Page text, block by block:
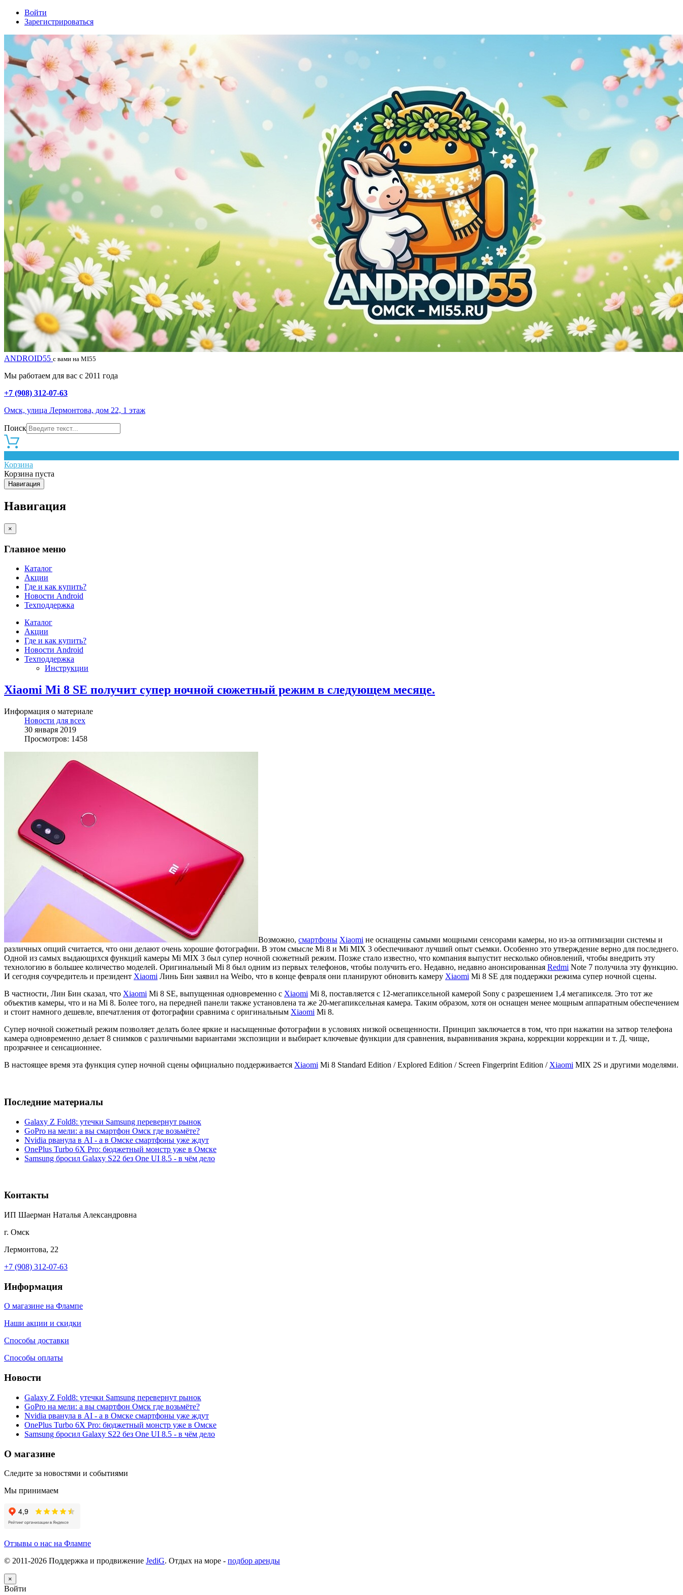
Войти
Зарегистрироваться
ANDROID55 с вами на MI55
Мы работаем для вас с 2011 года
+7 (908) 312-07-63
Омск, улица Лермонтова, дом 22, 1 этаж
Поиск
Корзина
Корзина пуста
Навигация
Навигация
×
Главное меню
Каталог
Акции
Где и как купить?
Новости Android
Техподдержка
Каталог
Акции
Где и как купить?
Новости Android
Техподдержка
Инструкции
Xiaomi Mi 8 SE получит супер ночной сюжетный режим в следующем месяце.
Информация о материале
Новости для всех
30 января 2019
Просмотров: 1458
Возможно, смартфоны Xiaomi не оснащены самыми мощными сенсорами камеры, но из-за оптимизации системы и
различных опций считается, что они делают очень хорошие фотографии. В этом смысле Mi 8 и Mi MIX 3 обеспечивают лучший опыт съемки. Особенно это утверждение верно для последнего.
Одной из самых выдающихся функций камеры Mi MIX 3 был супер ночной сюжетный режим. Позже стало известно, что компания выпустит несколько обновлений, чтобы внедрить эту
технологию в большее количество моделей. Оригинальный Mi 8 был одним из первых телефонов, чтобы получить его. Недавно, недавно анонсированная Redmi Note 7 получила эту функцию.
И сегодня соучредитель и президент Xiaomi Линь Бин заявил на Weibo, что в конце февраля они планируют обновить камеру Xiaomi Mi 8 SE для поддержки режима супер ночной сцены.
В частности, Лин Бин сказал, что Xiaomi Mi 8 SE, выпущенная одновременно с Xiaomi Mi 8, поставляется с 12-мегапиксельной камерой Sony с разрешением 1,4 мегапикселя. Это тот же
объектив камеры, что и на Mi 8. Более того, на передней панели также установлена ​​та же 20-мегапиксельная камера. Таким образом, хотя он оснащен менее мощным аппаратным обеспечением
и стоит намного дешевле, впечатления от фотографии сравнима с оригинальным Xiaomi Mi 8.
Супер ночной сюжетный режим позволяет делать более яркие и насыщенные фотографии в условиях низкой освещенности. Принцип заключается в том, что при нажатии на затвор телефона
камера одновременно делает 8 снимков с различными вариантами экспозиции и выбирает ключевые функции для сравнения, выравнивания экрана, коррекции коррекции и т. Д. чище,
прозрачнее и сенсационнее.
В настоящее время эта функция супер ночной сцены официально поддерживается Xiaomi Mi 8 Standard Edition / Explored Edition / Screen Fingerprint Edition / Xiaomi MIX 2S и другими моделями.
Последние материалы
Galaxy Z Fold8: утечки Samsung перевернут рынок
GoPro на мели: а вы смартфон Омск где возьмёте?
Nvidia рванула в AI - а в Омске смартфоны уже ждут
OnePlus Turbo 6X Pro: бюджетный монстр уже в Омске
Samsung бросил Galaxy S22 без One UI 8.5 - в чём дело
Контакты
ИП Шаерман Наталья Александровна
г. Омск
Лермонтова, 22
+7 (908) 312-07-63
Информация
О магазине на Флампе
Наши акции и скидки
Способы доставки
Способы оплаты
Новости
Galaxy Z Fold8: утечки Samsung перевернут рынок
GoPro на мели: а вы смартфон Омск где возьмёте?
Nvidia рванула в AI - а в Омске смартфоны уже ждут
OnePlus Turbo 6X Pro: бюджетный монстр уже в Омске
Samsung бросил Galaxy S22 без One UI 8.5 - в чём дело
О магазине
Следите за новостями и событиями
Мы принимаем
Отзывы о нас на Флампе
© 2011-2026 Поддержка и продвижение JediG. Отдых на море - подбор аренды
×
Войти